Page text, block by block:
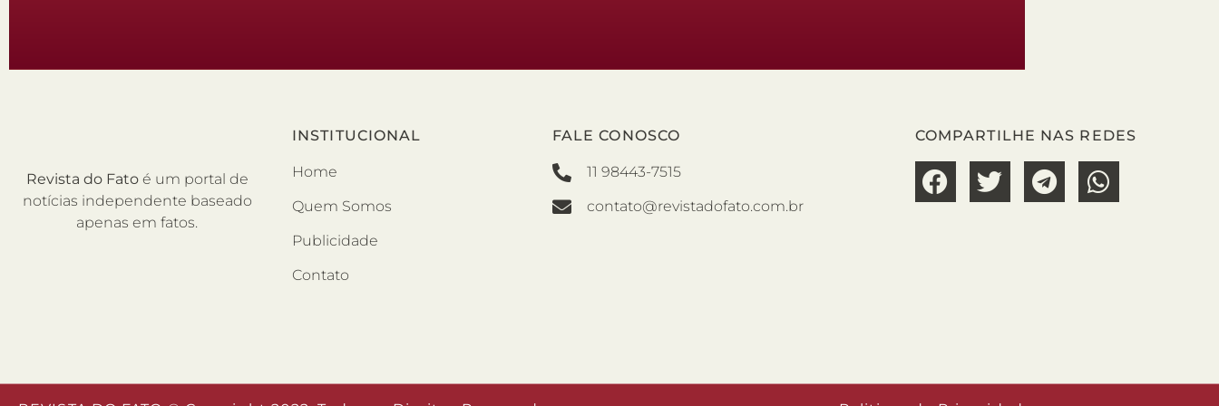
Revista do Fato é um portal de
notícias independente baseado
apenas em fatos.
INSTITUCIONAL
Home
Quem Somos
Publicidade
Contato
FALE CONOSCO
11 98443-7515
contato@revistadofato.com.br
COMPARTILHE NAS REDES